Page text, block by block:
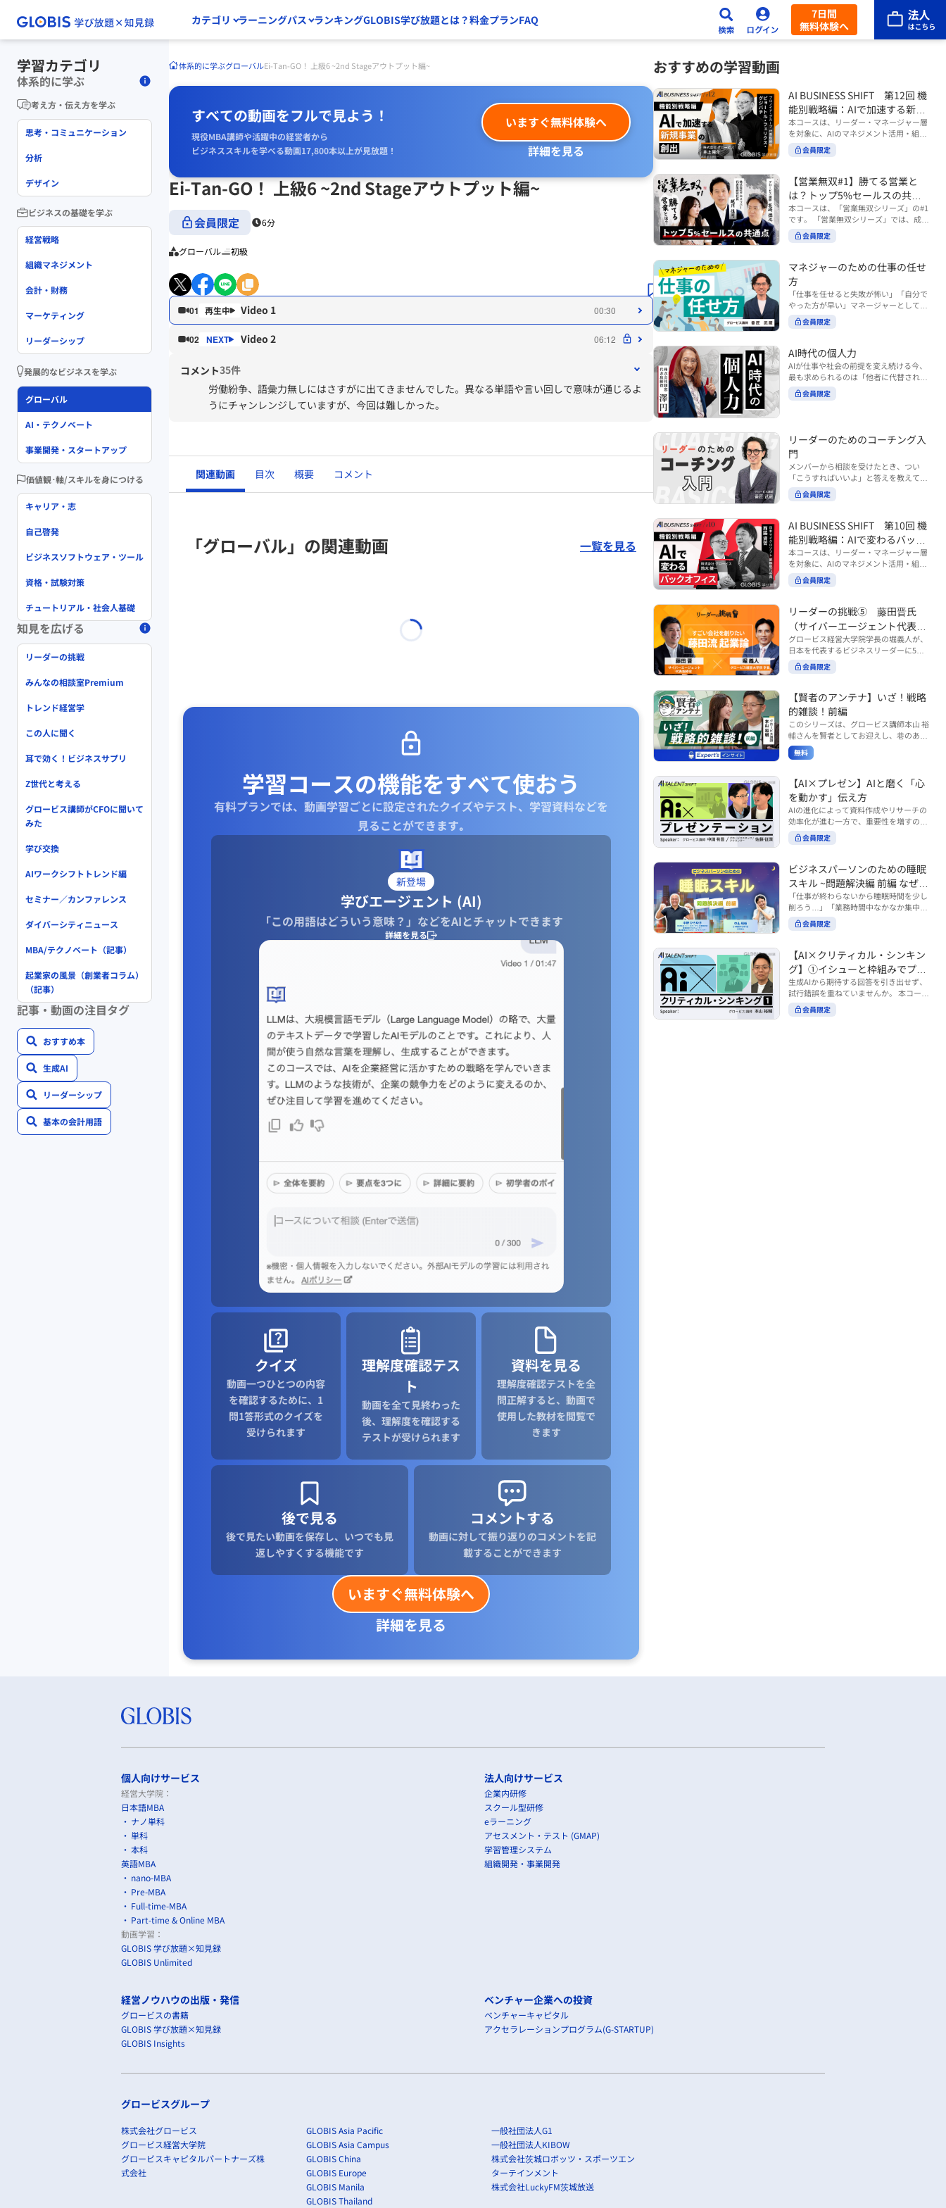
カテゴリ ラーニングパス ランキングGLOBIS学び放題とは？料金プランFAQ
7日間
無料体験へ
体系的に学ぶグローバルEi-Tan-GO！ 上級6 ~2nd Stageアウトプット編~
すべての動画をフルで見よう！
現役MBA講師や活躍中の経営者から
ビジネススキルを学べる動画17,800本以上が見放題！
いますぐ無料体験へ
詳細を見る
Ei-Tan-GO！ 上級6 ~2nd Stageアウトプット編~
会員限定 6分
グローバル 初級
01 Video 1 00:30
02 Video 2 06:12
コメント35件
労働紛争、語彙力無しにはさすがに出てきませんでした。異なる単語や言い回しで意味が通じるよ
うにチャンレンジしていますが、今回は難しかった。
関連動画 目次 概要 コメント
「グローバル」の関連動画 一覧を見る
学習コースの機能をすべて使おう
有料プランでは、動画学習ごとに設定されたクイズやテスト、学習資料などを
見ることができます｡
新登場
学びエージェント (AI)
「この用語はどういう意味？」などをAIとチャットできます
詳細を見る
クイズ
動画一つひとつの内容
を確認するために、1
問1答形式のクイズを
受けられます
理解度確認テス
ト
動画を全て見終わった
後、理解度を確認する
テストが受けられます
資料を見る
理解度確認テストを全
問正解すると、動画で
使用した教材を閲覧で
きます
後で見る
後で見たい動画を保存し、いつでも見
返しやすくする機能です
コメントする
動画に対して振り返りのコメントを記
載することができます
いますぐ無料体験へ
詳細を見る
おすすめの学習動画
AI BUSINESS SHIFT 第12回 機
能別戦略編：AIで加速する新規
事業の創出
本コースは、リーダー・マネージャー層
を対象に、AIのマネジメント活用・組織
活用を体系的に学ぶ 『AI BUSINESS SHI
FTシリーズ（全12回）』の第12回で
る新規事業の創出」では、新規事業やス
タートアップを取り巻く環境がどのよう
に変化しているのかを俯瞰し、新たな価
値創造と非連続な成長を生み出すため
に、AI時代における事業機会の捉え方
や、成功確率を高めるための考え方につ
携わるリーダー・マネージャーの方 ・AI
を活用して事業創出のスピードや成功確
率を高めたい方 ・AI時代における新規事
業リーダーの役割やマインドセットを学
びたい方 ■AIシフトシリーズとは？ 『AI
BUSINESS SHIFTシリーズ』は以下の3
す。（順次公開） https://unlimited.glo
bis.co.jp/ja/tags/AI%E3%83%93%E3%8
2%B8%E3%83%8D%E3%82%B9%E3%
82%B7%E3%83%95%E3%83%88 ・基
礎編（第1回〜3回）：リーダーやマネー
のリーダーシップや組織変革を中心に学
ぶコース ・機能別戦略編（第8回〜12
回）：AI時代における機能別での戦略の
あり方を中心に学ぶコース より実践的な
AIツールの活用法について学びたい方は
『AI WORK SHIFTシリーズ』をご視聴く
3%BC%E3%82%AF%E3%82%B7%E3%
83%95%E3%83%88 ※本コースは、AIの
マネジメント活用を学ぶ「AIビジネスシ
フト」シリーズの一環として提供してい
ます。 ※本動画は、制作時点の情報に基
づき作成したものです（2026年03月制
会員限定
【営業無双#1】勝てる営業と
は？トップ5%セールスの共通
点
本コースは、「営業無双シリーズ」の#1
です。 「営業無双シリーズ」では、成約
率アップに向けて、お客様に選ばれ続け
る無双の営業になるための実践的な考え
（#2以降は順次公開） 本コースでは、
「勝てる営業とは？トップ5%セールス
の共通点」をテーマに BtoBでお客様に
選ばれる営業の役割 トップ5％のセール
スに共通する行動や考え方 成果につなが
る実践的なポイント などを解説します。
◾️こんな方におすすめ 提案しても顧客に
が多い方 顧客の本当の課題や決裁者の判
断基準をつかみきれず、案件が前に進ま
ない方 再現性のある営業テクニックを身
につけたい方 ※本動画は、制作時点の情
報に基づき作成したものです（2026年7
会員限定
マネジャーのための仕事の任せ
方
「仕事を任せると失敗が怖い」「自分で
やった方が早い」マネージャーとしてメ
ンバーやチームの力を引き出しながら成
果を上げるには、どのように仕事を任せ
い時代において、マネージャーとして成
果を上げ続けるためには、メンバーの個
性や特性を理解し、それに合わせた効果
的な任せ方を身につけることが重要で
す。このコースでは、ソーシャルスタイ
し、自身のリーダーシップを発揮できる
ようになっていきます。 ※本動画は、制
作時点の情報に基づき作成したものです
（2024年12月制作）
会員限定
AI時代の個人力
AIが仕事や社会の前提を変え続ける今、
最も求められるのは「他者に代替されな
い個としての力」“個人力”です。 本コー
スでは、澤円氏の著書『個人力』をもと
ーマは、「Being（ありたい自分）」を
中心に据え、自ら考え（Think）、変化
し（Transform）、協働する（Collabor
ate）ことで、自分らしい価値を発揮し
ていくこと。 リスキリングやAI活用が叫
ばれる今こそ、スキルより先に“自分の
軸”を問うことが重要です。 あなたは何
か？ このコースは、あなたが“ありたい
自分”として生き、キャリアをデザイン
していくための思考と行動のガイドにな
ります。 ※本動画は、制作時点の情報に
基づき作成したものです（2025年11月
制作）
会員限定
リーダーのためのコーチング入
門
メンバーから相談を受けたとき、つい
「こうすればいいよ」と答えを教えてし
まう。 あるいは、「自分で考えてほし
い」と思うあまり、すべて任せきりにし
つつ、自律的に仕事を進めてもらうため
にはどうすればよいのか。 こうした悩み
に直面するリーダー・マネージャーの方
は多いのではないでしょうか。 変化が激
しく、正解のない現代においては、指示
や助言にとどまらず、メンバーの思考を
引き出し、自律的な行動を促す「コーチ
す。 本コースでは、基礎的なコーチング
の考え方を押さえたうえで、実際の職場
で起こりがちな事例をもとに、相手の思
考と行動を引き出す関わり方を学びま
す。 また、代表的なコーチングのフレー
ムワークである「GROWモデル」を取り
の主体性を引き出していくのかを、わか
りやすく解説します。 メンバーとの対話
を、成長を促す機会へと変えていく。そ
の第一歩としておすすめのコースです。
コース内で紹介している「傾聴力」を深
めたい方は、こちらも合わせてご覧くだ
さい。 ・傾聴力 ~リーダーのための聴く
is.co.jp/ja/courses/fe285262/learn/step
s/59808 ・傾聴力 ~リーダーのための聴
く技術~（実践編） https://unlimited.gl
obis.co.jp/ja/courses/01d24a39/learn/s
teps/59813 ※本動画は、制作時点の情
報に基づき作成したものです（2026年6
月制作）
会員限定
AI BUSINESS SHIFT 第10回 機
能別戦略編：AIで変わるバック
オフィス
本コースは、リーダー・マネージャー層
を対象に、AIのマネジメント活用・組織
活用を体系的に学ぶ 『AI BUSINESS SHI
FTシリーズ（全12回）』の第10回で
バックオフィス」では、人事・総務・労
務・経理・情報システムなどのバックオ
フィス領域において、定型業務の自動化
や効率化といった現場レベルのAI活用だ
けでなく、いかにして経営や戦略に貢献
する存在へと進化していくのかについて
考えを深め、学んでいきます。 ■こんな
理・情シスなど、バックオフィス部門を
率いるリーダー・マネージャーの方 ・バ
ックオフィス業務へのAI活用やDX推進を
担っている方 ・AI時代におけるバックオ
フィスの役割や戦略のあり方を考えたい
方 ■AIシフトシリーズとは？ 『AI BUSI
で設計された全12回のシリーズです。
（順次公開） https://unlimited.globis.c
o.jp/ja/tags/AI%E3%83%93%E3%82%B
8%E3%83%8D%E3%82%B9%E3%82%
B7%E3%83%95%E3%83%88 ・基礎編
（第1回〜3回）：リーダーやマネージャ
ーに求められる、AI時代の基礎的なリテ
ジメント編（第4回〜7回）：AI時代のリ
ーダーシップや組織変革を中心に学ぶコ
ース ・機能別戦略編（第8回〜12回）：
AI時代における機能別での戦略のあり方
を中心に学ぶコース より実践的なAIツー
ルの活用法について学びたい方は『AI W
earch?tag=AI%E3%83%AF%E3%83%B
C%E3%82%AF%E3%82%B7%E3%83%
95%E3%83%88 ※本コースは、AIのマネ
ジメント活用を学ぶ「AIビジネスシフ
ト」シリーズの一環として提供していま
す。 ※本動画は、制作時点の情報に基づ
会員限定
リーダーの挑戦⑤ 藤田晋氏
（サイバーエージェント代表取
締役）
グロービス経営大学院学長の堀義人が、
日本を代表するビジネスリーダーに5つ
の質問（能力開発／挑戦／試練／仲間／
志）を投げかけ、その人生哲学を解き明
ーエージェント代表取締役の藤田晋氏。
起業の理由、経営をどうやって学んだ
か、アメーバブログ・ABEMAの立ち上
げ、経営チームづくりについてなど聞い
ていきます。（肩書きは2020年12月11
日撮影当時のもの） 藤田 晋 サイバー
ス・キャピタル・パートナーズ 代表パ
ートナー
会員限定
【賢者のアンテナ】いざ！戦略
的雑談！前編
このシリーズは、グロービス講師本山 裕
輔さんを賢者としてお迎えし、巷のあり
とあらゆるものを独自の視点で紐解き、
皆様の学びの意欲を刺激するコンテンツ
期配信されます。 取り上げて欲しいご質
問やテーマ、感想を随時受け付けていま
す。 グーグルフォーム（https://forms.g
le/qqoBYuRUmUYz4scC6） または グ
ロ放題編集部員のX（https://x.com/mai
rakobayashi） まで、ぜひご要望をお
6月制作）
無料
【AI×プレゼン】AIと磨く「心
を動かす」伝え方
AIの進化によって資料作成やリサーチの
効率化が進む一方で、重要性を増すのが
「伝える力」です。本コースでは、AI時
代のプレゼンに求められるデリバリース
を客観的に評価し、改善できるAI活用法
も紹介。大事な場面で「心を動かす」プ
レゼンをしたい方におすすめです。関連
コース「プレゼンテーションスキル」も
併せてご覧ください。 ▼プレゼン動画分
析プロンプト（辛口） https://hodai.glo
bis.co.jp/learning_documents/6f976cd
ル https://unlimited.globis.co.jp/ja/co
urses/598f3254/ ※本コースは、AI時代
のビジネススキルを学ぶ「AIタレントシ
フト」シリーズの一環として提供してい
ます。 https://unlimited.globis.co.jp/j
a/tags/AI%E3%82%BF%E3%83%AC%E
会員限定
ビジネスパーソンのための睡眠
スキル ~問題解決編 前編 なぜ眠
れないのか？~
「仕事が終わらないから睡眠時間を少し
削ろう…」「業務時間中なかなか集中で
きない…」「毎日朝起きるのがつら
い…」。 あなたはこのような経験をした
トの時間をやりくりするために、真っ先
に削りがちなのが「睡眠」時間。 実は
今、日本社会は世界と比較して「最も眠
らない国」だということもわかってきて
います。 慢性的な睡眠不足は、心身の健
康に悪影響なだけでなく、仕事のパフォ
ーマンスにも当然大きな影響を与え、社
会員限定
【AI×クリティカル・シンキン
グ】①イシューと枠組みでプロ
ンプトを磨く
生成AIから期待する回答を引き出せず、
試行錯誤を重ねていませんか。 本コース
では、生成AI活用の質を高める鍵とし
て、クリティカル・シンキングの視点か
会員限定
学習カテゴリ
体系的に学ぶ
考え方・伝え方を学ぶ
思考・コミュニケーション
分析
デザイン
ビジネスの基礎を学ぶ
経営戦略
組織マネジメント
会計・財務
マーケティング
リーダーシップ
発展的なビジネスを学ぶ
グローバル
AI・テクノベート
事業開発・スタートアップ
価値観･軸/スキルを身につける
キャリア・志
自己啓発
ビジネスソフトウェア・ツール
資格・試験対策
チュートリアル・社会人基礎
知見を広げる
リーダーの挑戦
みんなの相談室Premium
トレンド経営学
この人に聞く
耳で効く！ビジネスサプリ
Z世代と考える
グロービス講師がCFOに聞いて
みた
学び交換
AIワークシフトトレンド編
セミナー／カンファレンス
ダイバーシティニュース
MBA/テクノベート（記事）
起業家の風景（創業者コラム）
（記事）
記事・動画の注目タグ
おすすめ本
生成AI
リーダーシップ
基本の会計用語
個人向けサービス
経営大学院：
日本語MBA
ナノ単科
単科
本科
英語MBA
nano-MBA
Pre-MBA
Full-time-MBA
Part-time & Online MBA
動画学習：
GLOBIS 学び放題×知見録
GLOBIS Unlimited
法人向けサービス
企業内研修
スクール型研修
eラーニング
アセスメント・テスト (GMAP)
学習管理システム
組織開発・事業開発
経営ノウハウの出版・発信
グロービスの書籍
GLOBIS 学び放題×知見録
GLOBIS Insights
ベンチャー企業への投資
ベンチャーキャピタル
アクセラレーションプログラム(G-STARTUP)
グロービスグループ
株式会社グロービス
グロービス経営大学院
グロービスキャピタルパートナーズ株
式会社
GLOBIS Asia Pacific
GLOBIS Asia Campus
GLOBIS China
GLOBIS Europe
GLOBIS Manila
GLOBIS Thailand
一般社団法人G1
一般社団法人KIBOW
株式会社茨城ロボッツ・スポーツエン
ターテインメント
株式会社LuckyFM茨城放送